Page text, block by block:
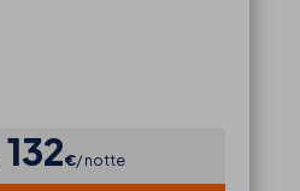
132€ notte